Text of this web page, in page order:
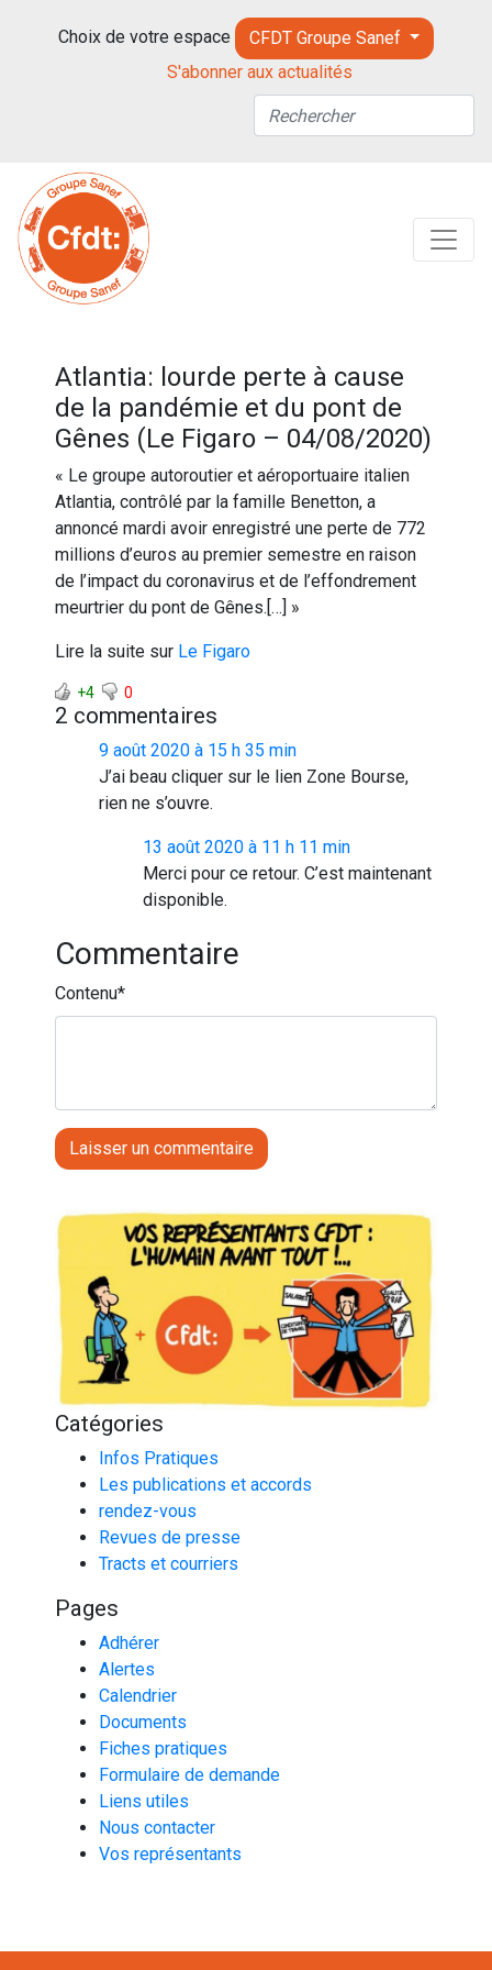
Choix de votre espace
CFDT Groupe Sanef
S'abonner aux actualités
Atlantia: lourde perte à cause
de la pandémie et du pont de
Gênes (Le Figaro – 04/08/2020)
« Le groupe autoroutier et aéroportuaire italien
Atlantia, contrôlé par la famille Benetton, a
annoncé mardi avoir enregistré une perte de 772
millions d’euros au premier semestre en raison
de l’impact du coronavirus et de l’effondrement
meurtrier du pont de Gênes.[…] »
Lire la suite sur Le Figaro
+4 0
2 commentaires
9 août 2020 à 15 h 35 min
J’ai beau cliquer sur le lien Zone Bourse,
rien ne s’ouvre.
13 août 2020 à 11 h 11 min
Merci pour ce retour. C’est maintenant
disponible.
Commentaire
Contenu*
Catégories
Infos Pratiques
Les publications et accords
rendez-vous
Revues de presse
Tracts et courriers
Pages
Adhérer
Alertes
Calendrier
Documents
Fiches pratiques
Formulaire de demande
Liens utiles
Nous contacter
Vos représentants